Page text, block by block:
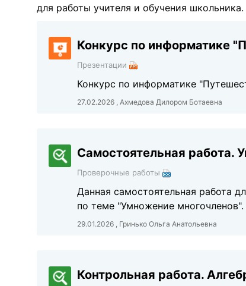
для работы учителя и обучения школьника.
Конкурс по информатике
Презентации
Конкурс по информатике
27.02.2026 , Ахмедова Дилором Ботаевна
Самостоятельная работа.
Проверочные работы
Данная самостоятельная работа
по теме "Умножение
29.01.2026 , Гринько Ольга Анатольевна
Контрольная работа.